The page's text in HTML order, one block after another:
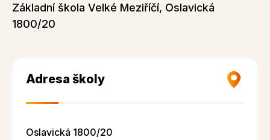
Základní škola Velké Meziříčí, Oslavická
1800/20
Adresa školy
Oslavická 1800/20